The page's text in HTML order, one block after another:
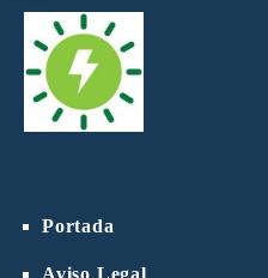
Portada